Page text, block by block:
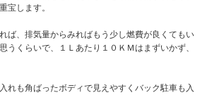
宝します。
ば、排気量からみればもう少し燃費が良くてもい
うくらいで、１Ｌあたり１０ＫＭはまずいかず、
れも角ばったボディで見えやすくバック駐車も入